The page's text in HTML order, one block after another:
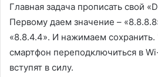
Главная задача прописать свой
Первому даем значение –
«8.8.4.4». И нажимаем
смартфон переподключиться в
вступят в силу.